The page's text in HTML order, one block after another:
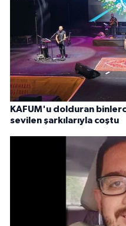
KAFUM'u dolduran
sevilen şarkılarıyla coştu